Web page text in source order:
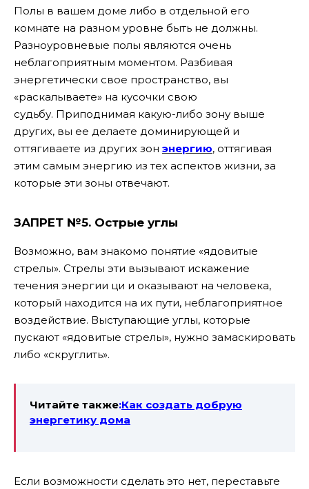
Полы в вашем доме либо в отдельной его
комнате на разном уровне быть не должны.
Разноуровневые полы являются очень
неблагоприятным моментом. Разбивая
энергетически свое пространство, вы
«раскалываете» на кусочки свою
судьбу. Приподнимая какую-либо зону выше
других, вы ее делаете доминирующей и
оттягиваете из других зон энергию, оттягивая
этим самым энергию из тех аспектов жизни, за
которые эти зоны отвечают.
ЗАПРЕТ №5. Острые углы
Возможно, вам знакомо понятие «ядовитые
стрелы». Стрелы эти вызывают искажение
течения энергии ци и оказывают на человека,
который находится на их пути, неблагоприятное
воздействие. Выступающие углы, которые
пускают «ядовитые стрелы», нужно замаскировать
либо «скруглить».
Читайте также:Как создать добрую
энергетику дома
Если возможности сделать это нет, переставьте